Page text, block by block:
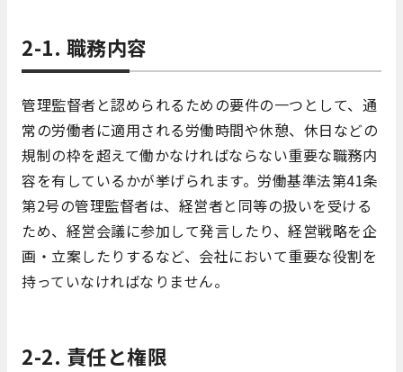
2-1. 職務内容
管理監督者と認められるための要件の一つとして、通
常の労働者に適用される労働時間や休憩、休日などの
規制の枠を超えて働かなければならない重要な職務内
容を有しているかが挙げられます。労働基準法第41条
第2号の管理監督者は、経営者と同等の扱いを受ける
ため、経営会議に参加して発言したり、経営戦略を企
画・立案したりするなど、会社において重要な役割を
持っていなければなりません。
2-2. 責任と権限